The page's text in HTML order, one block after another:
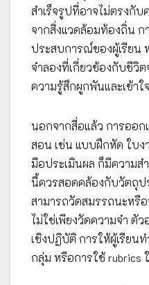
สำเร็จรูปที่อาจไม่ตรงกับ
จากสิ่งแวดล้อมท้องถิ่น
ประสบการณ์ของผู้เรียน
จำลองที่เกี่ยวข้องกับชีวิต
ความรู้สึกผูกพันและเข้าใ
นอกจากสื่อแล้ว การออ
สอน เช่น แบบฝึกหัด ใบ
มือประเมินผล ก็มีความส
นี้ควรสอดคล้องกับวัตถุป
สามารถวัดสมรรถนะหรื
ไม่ใช่เพียงวัดความจำ ตั
เชิงปฏิบัติ การให้ผู้เรียน
กลุ่ม หรือการใช้ rubrics